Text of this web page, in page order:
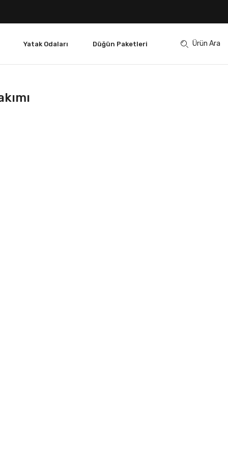
Yatak Odaları Düğün Paketleri Ürün Ara